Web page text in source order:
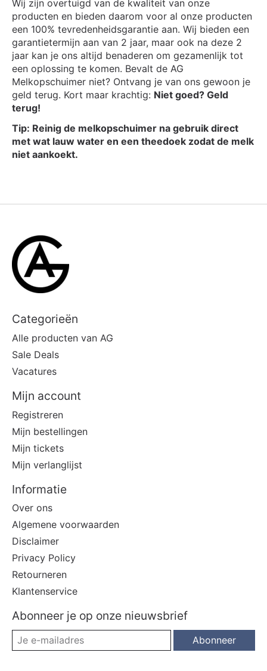
Wij zijn overtuigd van de kwaliteit van onze
producten en bieden daarom voor al onze producten
een 100% tevredenheidsgarantie aan. Wij bieden een
garantietermijn aan van 2 jaar, maar ook na deze 2
jaar kan je ons altijd benaderen om gezamenlijk tot
een oplossing te komen. Bevalt de AG
Melkopschuimer niet? Ontvang je van ons gewoon je
geld terug. Kort maar krachtig: Niet goed? Geld
terug!
Tip: Reinig de melkopschuimer na gebruik direct
met wat lauw water en een theedoek zodat de melk
niet aankoekt.
Categorieën
Alle producten van AG
Sale Deals
Vacatures
Mijn account
Registreren
Mijn bestellingen
Mijn tickets
Mijn verlanglijst
Informatie
Over ons
Algemene voorwaarden
Disclaimer
Privacy Policy
Retourneren
Klantenservice
Abonneer je op onze nieuwsbrief
Abonneer